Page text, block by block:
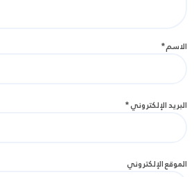
الاسم*
البريد الإلكتروني*
الموقع الإلكتروني